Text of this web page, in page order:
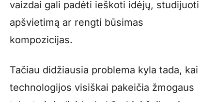
vaizdai gali padėti ieškoti idėjų, studijuoti
apšvietimą ar rengti būsimas
kompozicijas.
Tačiau didžiausia problema kyla tada, kai
technologijos visiškai pakeičia žmogaus